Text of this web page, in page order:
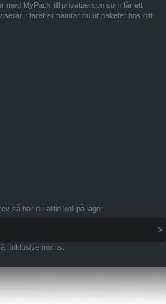
med MyPack till privatperson som får ett
Därefter hämtar du ut paketet hos ditt
så har du alltid koll på läget
inklusive moms.